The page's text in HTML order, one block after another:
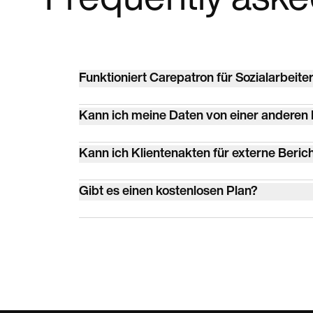
Funktioniert Carepatron für
Ja. Carepatron wird von über 100
Gesundheitsfachberufe, Medizin und
Sozialarbeitern.
Kann ich meine Daten von einer
Ja. Importieren Sie aus CSV, XLS oder
Plattformen wie SimplePractice, Cliniko
Kann ich Klientenakten für externe
Ja. Exportieren Sie Akten und Notizen
Gibt es einen kostenlosen Plan?
Ja. Kostenlos mit unbegrenzter Anzahl an